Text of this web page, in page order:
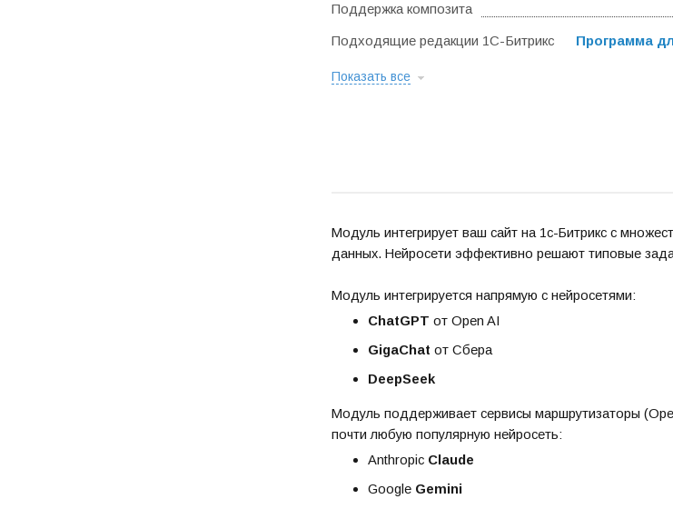
Поддержка композита
Подходящие редакции 1С-Битрикс Программа
Показать все
Модуль интегрирует ваш сайт на 1с-Битрикс с
данных. Нейросети эффективно решают типовые
Модуль интегрируется напрямую с нейросетями:
ChatGPT от Open AI
GigaChat от Сбера
DeepSeek
Модуль поддерживает сервисы маршрутизаторы
почти любую популярную нейросеть:
Anthropic Claude
Google Gemini